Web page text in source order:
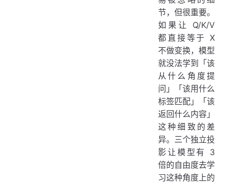
节，但很重要。
如果让 Q/K/V
都直接等于 X
不做变换，模型
就没法学到「该
从什么角度提
问」「该用什么
标签匹配」「该
返回什么内容」
这种细致的差
异。三个独立投
影让模型有 3
倍的自由度去学
习这种角度上的